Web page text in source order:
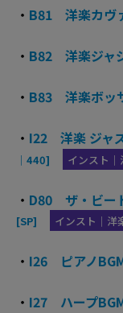
・ B81 洋楽カヴ
・ B82 洋楽ジャ
・ B83 洋楽ボッ
・ I22 洋楽 ジャ
｜440]
インスト｜
・ D80 ザ・ビー
[SP] インスト｜洋
・ I26 ピアノ
・ I27 ハープ